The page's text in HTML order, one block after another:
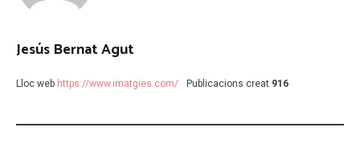
Jesús Bernat Agut
Lloc web https://www.imatgies.com/ Publicacions creat 916